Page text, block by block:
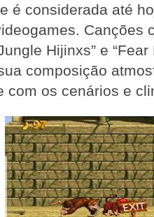
é considerada até
Canções
Hijinxs” e
composição
com os cenários e